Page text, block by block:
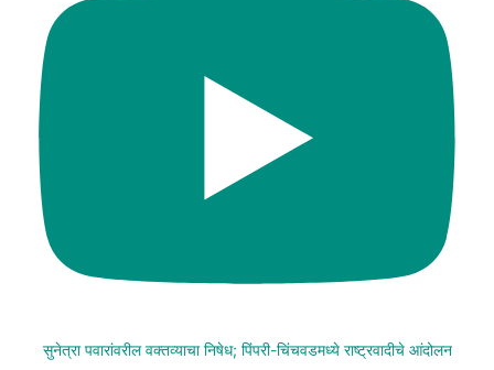
सुनेत्रा पवारांवरील वक्तव्याचा निषेध; पिंपरी-चिंचवडमध्ये राष्ट्रवादीचे आंदोलन